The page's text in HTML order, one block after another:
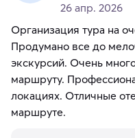
26 апр. 2026
Организация тура на
Продумано все до
экскурсий. Очень
маршруту.
локациях. Отличные
маршруте.